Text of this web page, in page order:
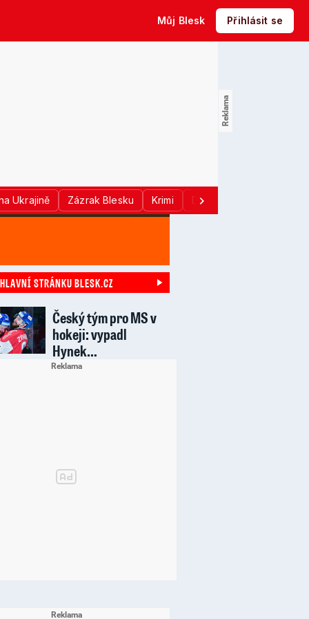
Můj Blesk Přihlásit se
Ukrajině Zázrak Blesku Krimi Donald Trump
STRÁNKU BLESK.CZ
Český tým pro MS v
hokeji: vypadl
Hynek…